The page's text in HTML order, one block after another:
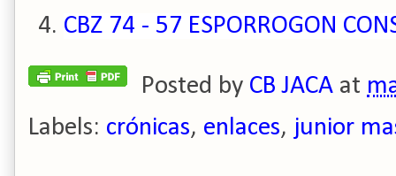
CBZ 74 - 57 ESPORROGON
Posted by CB JACA at
Labels: crónicas, enlaces, junior